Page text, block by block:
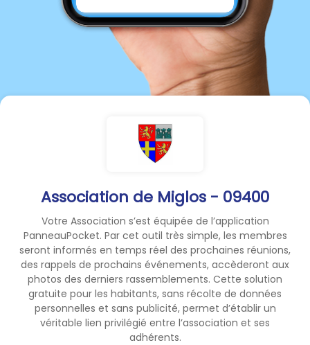
Association de Miglos - 09400
Votre Association s’est équipée de l’application
PanneauPocket. Par cet outil très simple, les membres
seront informés en temps réel des prochaines réunions,
des rappels de prochains événements, accèderont aux
photos des derniers rassemblements. Cette solution
gratuite pour les habitants, sans récolte de données
personnelles et sans publicité, permet d’établir un
véritable lien privilégié entre l’association et ses
adhérents.